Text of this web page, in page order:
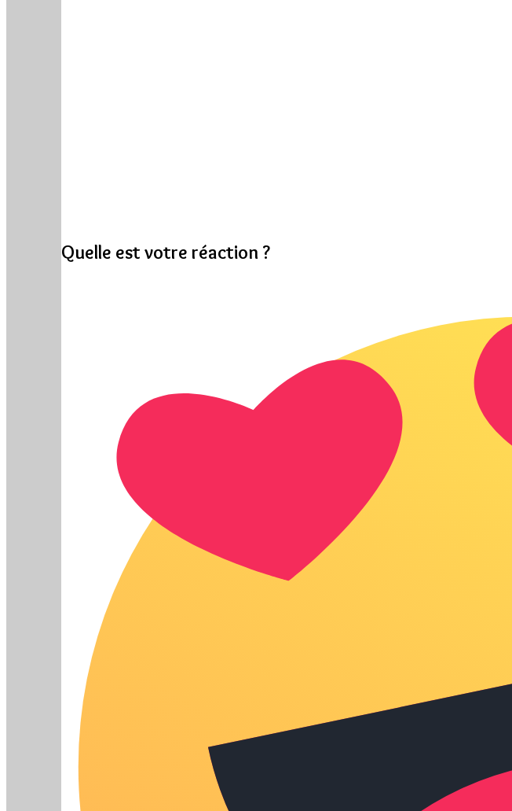
Quelle est votre réaction ?